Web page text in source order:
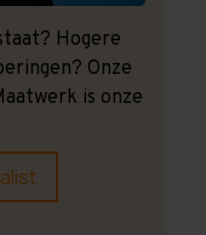
Hogere
Onze
is onze